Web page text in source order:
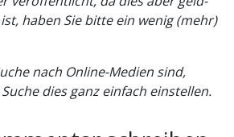
haben Sie bitte ein wenig (mehr)
nach Online-Medien sind,
dies ganz einfach einstellen.